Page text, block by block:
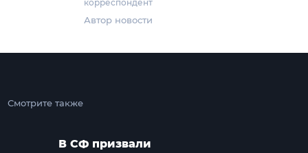
корреспондент
Автор новости
Смотрите также
В СФ призвали